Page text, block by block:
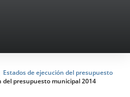
Estados de ejecución del presupuesto
del presupuesto municipal 2014